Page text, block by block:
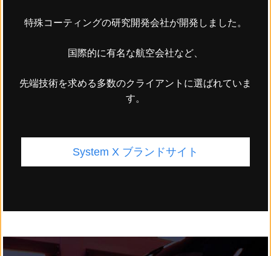
特殊コーティングの研究開発会社が開発しました。
国際的に有名な航空会社など、
先端技術を求める多数のクライアントに選ばれていま
す。
System X ブランドサイト